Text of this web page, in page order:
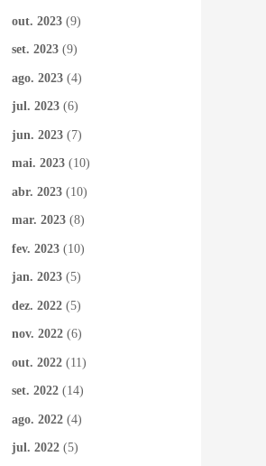
out. 2023 (9)
set. 2023 (9)
ago. 2023 (4)
jul. 2023 (6)
jun. 2023 (7)
mai. 2023 (10)
abr. 2023 (10)
mar. 2023 (8)
fev. 2023 (10)
jan. 2023 (5)
dez. 2022 (5)
nov. 2022 (6)
out. 2022 (11)
set. 2022 (14)
ago. 2022 (4)
jul. 2022 (5)